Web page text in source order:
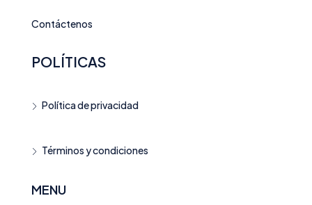
Contáctenos
POLÍTICAS
Política de privacidad
Términos y condiciones
MENU